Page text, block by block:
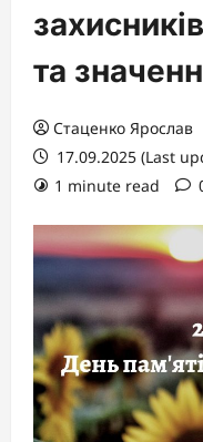
та
Стаценко Ярослав
17.09.2025 (Last
1 minute read